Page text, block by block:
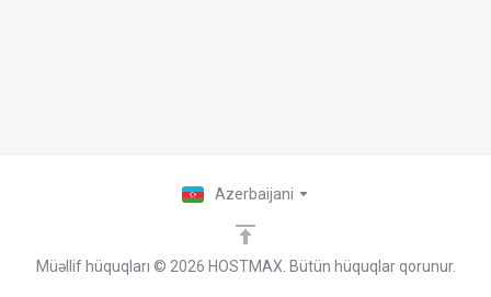
Müəllif hüquqları © 2026 HOSTMAX. Bütün hüquqlar qorunur.
Azerbaijani